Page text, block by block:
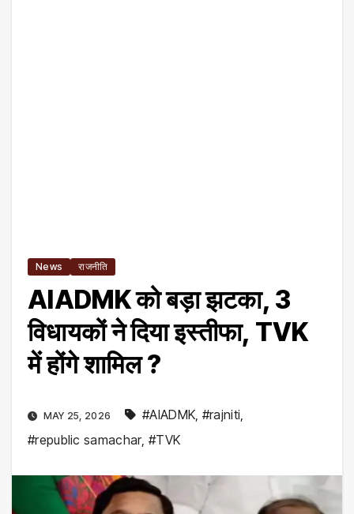
News राजनीति
AIADMK को बड़ा झटका, 3
विधायकों ने दिया इस्तीफा, TVK
में होंगे शामिल ?
MAY 25, 2026 #AIADMK #rajniti
#republic samachar,#TVK